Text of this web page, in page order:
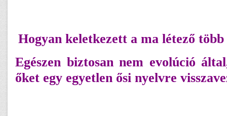
Hogyan keletkezett a ma létező
Egészen biztosan nem evolúció
őket egy egyetlen ősi nyelvre